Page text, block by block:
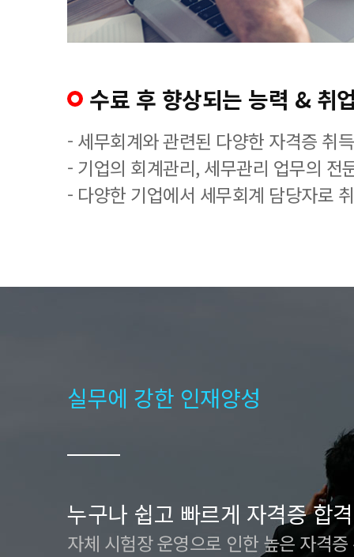
수료 후 향상되는 능력 & 취
- 세무회계와 관련된 다양한 자격증 취
- 기업의 회계관리, 세무관리 업무의 전
- 다양한 기업에서 세무회계 담당자로
실무에 강한 인재양성
누구나 쉽고 빠르게 자격증 합
자체 시험장 운영으로 인한 높은 자격